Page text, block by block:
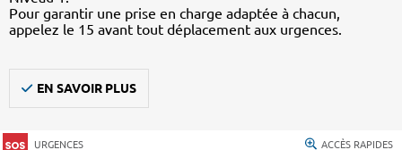
Pour garantir une prise en charge adaptée à chacun,
appelez le 15 avant tout déplacement aux urgences.
EN SAVOIR PLUS
URGENCES ACCÈS RAPIDES